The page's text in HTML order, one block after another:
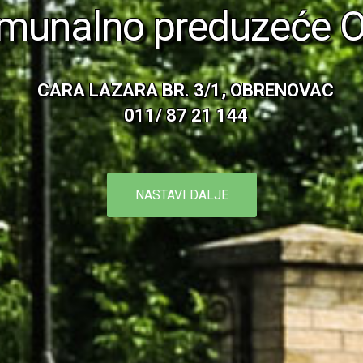
preduzeće
CARA LAZARA BR. 3/1, OBRENOVAC
011/ 87 21 144
NASTAVI DALJE